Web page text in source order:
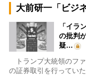
大前研一「ビジ
「イラ
の批判
疑…
トランプ大統領のフ
の証券取引を行ってい